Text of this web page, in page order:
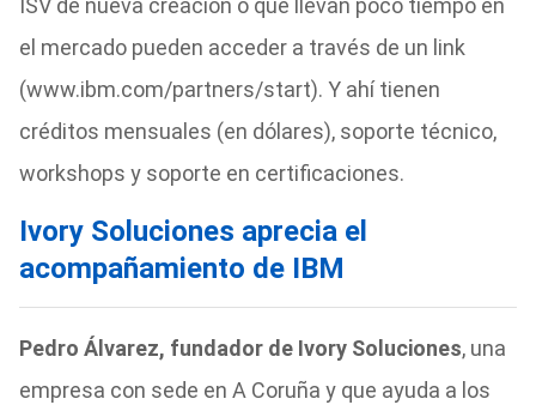
ISV de nueva creación o que llevan poco tiempo en
el mercado pueden acceder a través de un link
(www.ibm.com/partners/start). Y ahí tienen
créditos mensuales (en dólares), soporte técnico,
workshops y soporte en certificaciones.
Ivory Soluciones aprecia el
acompañamiento de IBM
Pedro Álvarez, fundador de Ivory Soluciones, una
empresa con sede en A Coruña y que ayuda a los